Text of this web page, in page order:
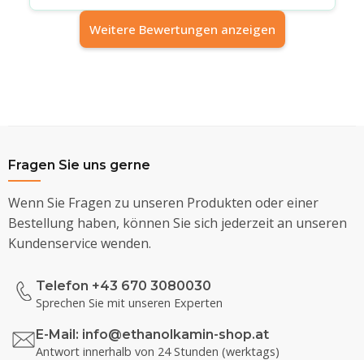
Weitere Bewertungen anzeigen
Fragen Sie uns gerne
Wenn Sie Fragen zu unseren Produkten oder einer
Bestellung haben, können Sie sich jederzeit an unseren
Kundenservice wenden.
Telefon +43 670 3080030
Sprechen Sie mit unseren Experten
E-Mail: info@ethanolkamin-shop.at
Antwort innerhalb von 24 Stunden (werktags)